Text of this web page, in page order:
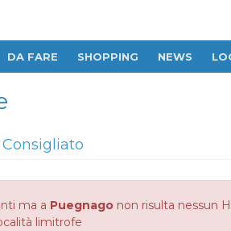
DA FARE SHOPPING NEWS
Consigliato
ma a Puegnagonon risulta nessun
limitrofe